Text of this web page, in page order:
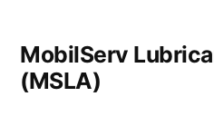
MobilServ
(MSLA)